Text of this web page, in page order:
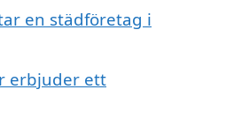
en städföretag i
erbjuder ett